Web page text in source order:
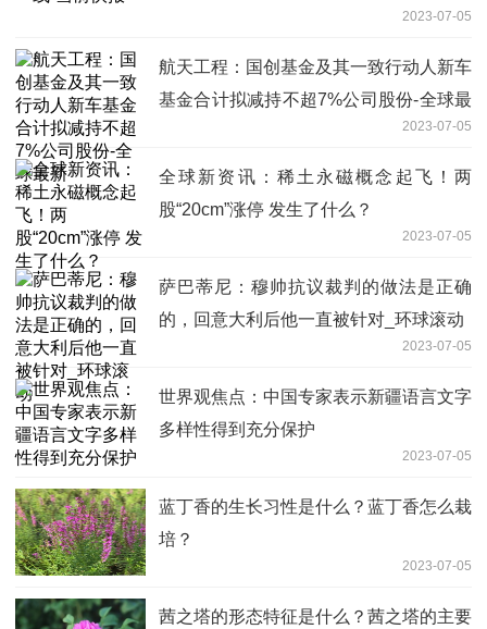
2023-07-05
航天工程：国创基金及其一致行动人新车
基金合计拟减持不超7%公司股份-全球最
2023-07-05
全球新资讯：稀土永磁概念起飞！两
股“20cm”涨停 发生了什么？
2023-07-05
萨巴蒂尼：穆帅抗议裁判的做法是正确
的，回意大利后他一直被针对_环球滚动
2023-07-05
世界观焦点：中国专家表示新疆语言文字
多样性得到充分保护
2023-07-05
蓝丁香的生长习性是什么？蓝丁香怎么栽
培？
2023-07-05
茜之塔的形态特征是什么？茜之塔的主要